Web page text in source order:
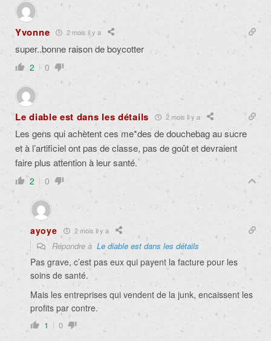
Yvonne 2 mois il y a
super..bonne raison de boycotter
2 0
Le diable est dans les détails 2 mois il y a
Les gens qui achètent ces me*des de douchebag au sucre
et à l’artificiel ont pas de classe, pas de goût et devraient
faire plus attention à leur santé.
2 0
ayoye 2 mois il y a
Répondre à Le diable est dans les détails
Pas grave, c’est pas eux qui payent la facture pour les
soins de santé.
Mais les entreprises qui vendent de la junk, encaissent les
profits par contre.
1 0